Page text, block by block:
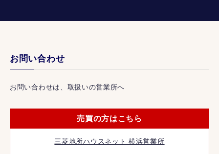
お問い合わせ
お問い合わせは、取扱いの営業所へ
売買の方はこちら
三菱地所ハウスネット 横浜営業所